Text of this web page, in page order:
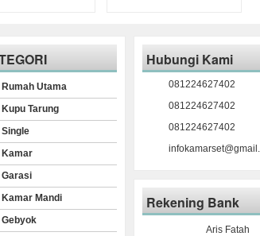
Rumah Utama
Kupu Tarung
Single
Kamar
Garasi
Kamar Mandi
Gebyok
Hubungi Kami
081224627402
081224627402
081224627402
Rekening Bank
Aris Fatah